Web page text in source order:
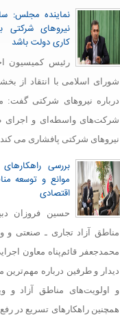
نماینده مجلس:
نیروهای شرکتی
کاری دولت باشد
رئیس کمیسیون
شورای اسلامی با انتقاد از
درباره نیروهای شرکتی
شرکت‌های واسطه‌ای و اجرای
نیروهای شرکتی پافشاری می
بررسی
موانع و توسعه
اقتصادی
حسین فروزان
مناطق آزاد تجاری ـ صنعتی و
محمدجعفر قائم‌پناه معاون
دیدار و طرفین درباره
و اولویت‌های مناطق آزاد و
همچنین راهکارهای تسریع در